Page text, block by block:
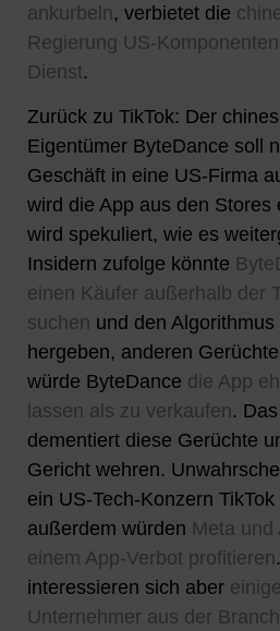
ankurbeln, verbietet die
Regierung US-
Dienst.
Zurück zu TikTok: Der
Eigentümer ByteDance soll
Geschäft in eine US-Firma
wird die App aus den Stores
wird spekuliert, wie es
Insidern zufolge könnte
einen Käufer außerhalb der
suchen und den
hergeben, anderen
würde ByteDance die App
lassen als zu verkaufen.
dementiert diese Gerüchte
Gericht wehren.
ein US-Tech-Konzern
außerdem würden Meta und
einem App-Verbot profitieren
interessieren sich aber
Unternehmer aus der